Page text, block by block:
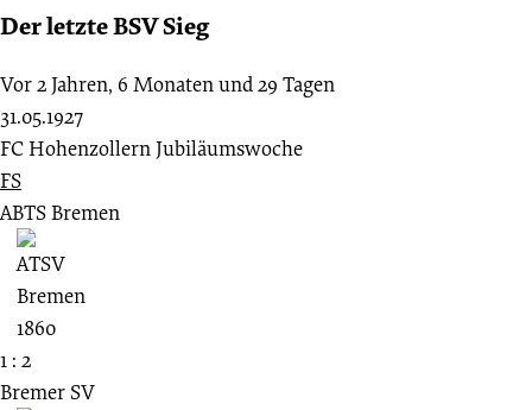
Der letzte BSV Sieg
Vor 2 Jahren, 6 Monaten und 29 Tagen
31.05.1927
FC Hohenzollern Jubiläumswoche
FS
ABTS Bremen
1 : 2
Bremer SV